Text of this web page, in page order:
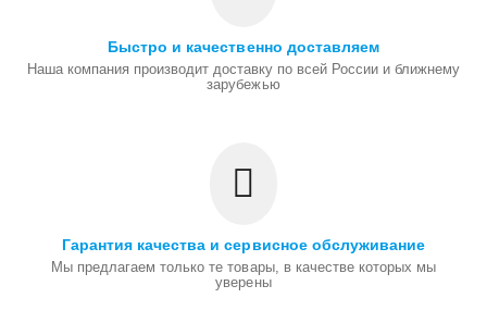
Быстро и качественно доставляем
Наша компания производит доставку по всей России и ближнему
зарубежью
Гарантия качества и сервисное обслуживание
Мы предлагаем только те товары, в качестве которых мы
уверены